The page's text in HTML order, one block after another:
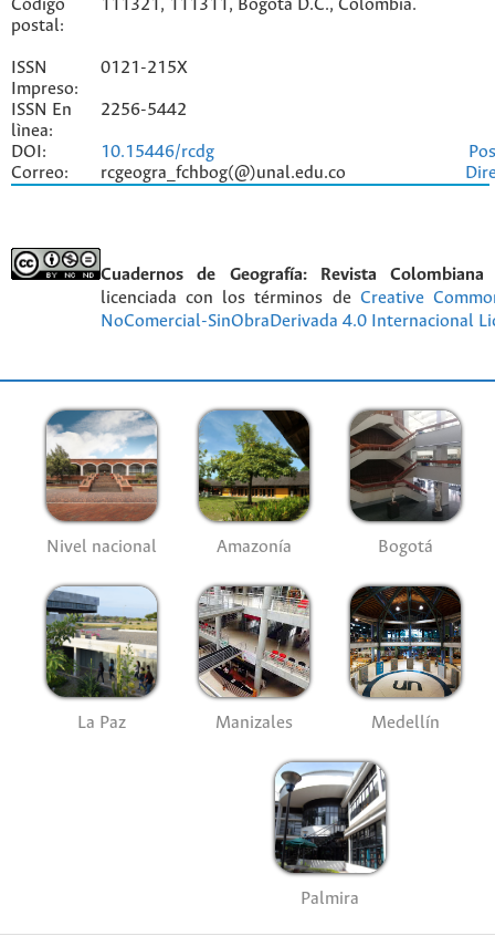
Código
postal:
111321, 111311, Bogotá D.C., Colombia.
ISSN
Impreso:
0121-215X
ISSN En
lìnea:
2256-5442
DOI: 10.15446/rcdg
Correo:
rcgeogra_fchbog(@)unal.edu.co
Cuadernos de Geografía: Revista Colombiana
licenciada con los términos de Creative
NoComercial-SinObraDerivada 4.0 Internacional
Nivel nacional Amazonía Bogotá
La Paz Manizales Medellín
Palmira